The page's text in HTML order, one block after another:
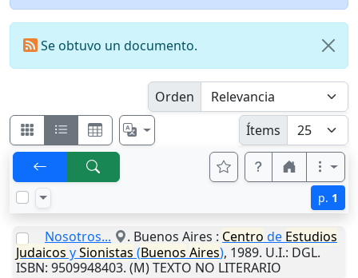
Se obtuvo un documento.
Orden
Ítems
p. 1
Nosotros... . Buenos Aires : Centro de Estudios
Judaicos ySionistas (Buenos Aires), 1989. U.I.: DGL.
ISBN: 9509948403. (M) TEXTO NO LITERARIO